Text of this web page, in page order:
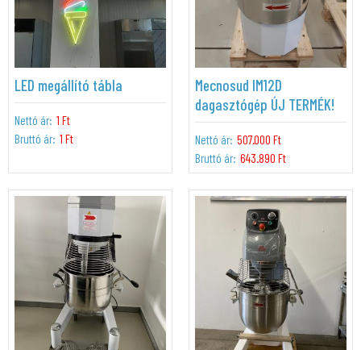
LED megállító tábla
Nettó ár: 1 Ft
Bruttó ár: 1 Ft
Mecnosud IM12D
dagasztógép ÚJ TERMÉK!
Nettó ár: 507.000 Ft
Bruttó ár: 643.890 Ft